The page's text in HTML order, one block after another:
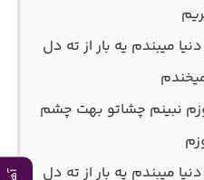
میبندم یه بار از ته دل
نبینم چشاتو بهت چشم
میبندم یه بار از ته دل